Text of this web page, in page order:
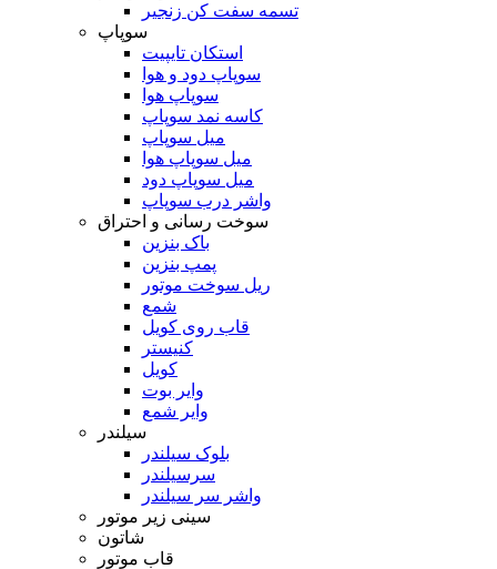
تسمه سفت کن زنجیر
سوپاپ
استکان تایپیت
سوپاپ دود و هوا
سوپاپ هوا
کاسه نمد سوپاپ
میل سوپاپ
میل سوپاپ هوا
میل سوپاپ دود
واشر درب سوپاپ
سوخت رسانی و احتراق
باک بنزین
پمپ بنزین
ریل سوخت موتور
شمع
قاب روی کویل
کنیستر
کویل
وایر بوت
وایر شمع
سیلندر
بلوک سیلندر
سرسیلندر
واشر سر سیلندر
سینی زیر موتور
شاتون
قاب موتور